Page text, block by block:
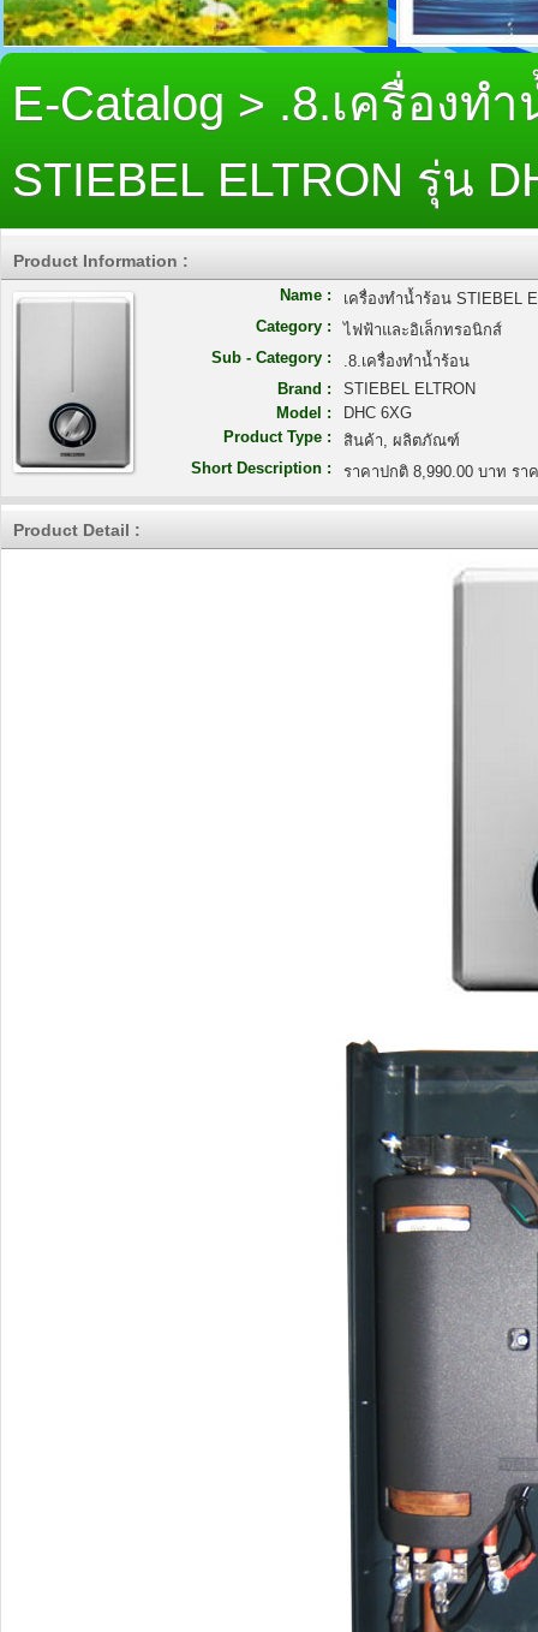
E-Catalog > .8.เครื่องท
STIEBEL ELTRON รุ่น
Product Information :
Name :
เครื่องทำน้ำร้อน STIEBEL
Category :
ไฟฟ้าและอิเล็กทรอนิกส์
Sub - Category :
.8.เครื่องทำน้ำร้อน
Brand :
STIEBEL ELTRON
Model :
DHC 6XG
Product Type :
สินค้า, ผลิตภัณฑ์
Short Description :
ราคาปกติ 8,990.00 บาท รา
Product Detail :